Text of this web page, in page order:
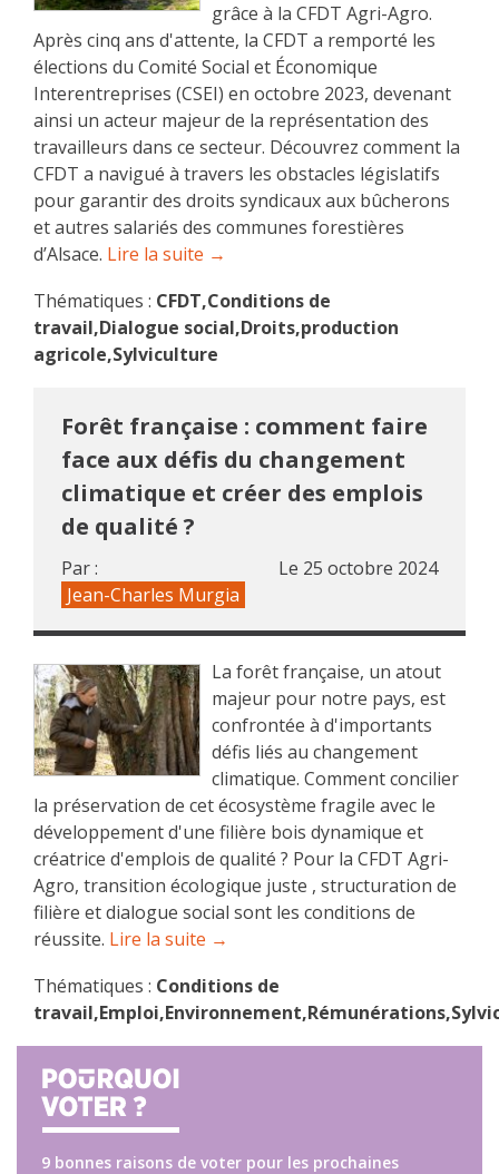
grâce à la CFDT Agri-Agro.
Après cinq ans d'attente, la CFDT a remporté les
élections du Comité Social et Économique
Interentreprises (CSEI) en octobre 2023, devenant
ainsi un acteur majeur de la représentation des
travailleurs dans ce secteur. Découvrez comment la
CFDT a navigué à travers les obstacles législatifs
pour garantir des droits syndicaux aux bûcherons
et autres salariés des communes forestières
d’Alsace. Lire la suite →
Thématiques : CFDT,Conditions de
travail,Dialogue social,Droits,production
agricole,Sylviculture
Forêt française : comment faire
face aux défis du changement
climatique et créer des emplois
de qualité ?
Le 25 octobre 2024
Par :
Jean-Charles Murgia
La forêt française, un atout
majeur pour notre pays, est
confrontée à d'importants
défis liés au changement
climatique. Comment concilier
la préservation de cet écosystème fragile avec le
développement d'une filière bois dynamique et
créatrice d'emplois de qualité ? Pour la CFDT Agri-
Agro, transition écologique juste , structuration de
filière et dialogue social sont les conditions de
réussite. Lire la suite →
Thématiques : Conditions de
9 bonnes raisons de voter pour les prochaines